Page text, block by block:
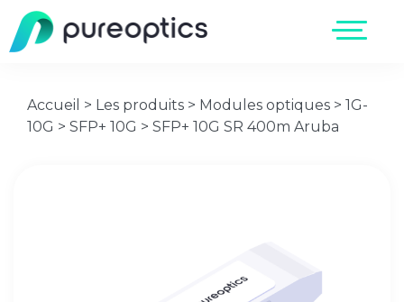
Accueil > Les produits > Modules optiques > 1G-
10G > SFP+ 10G > SFP+ 10G SR 400m Aruba